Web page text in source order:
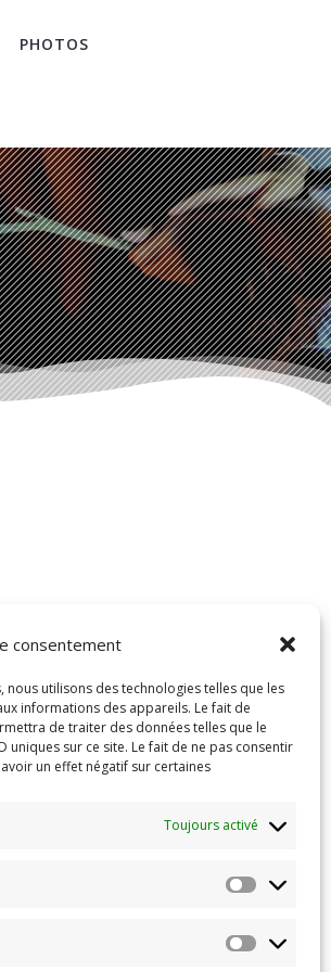
consentement
utilisons des technologies telles que les
informations des appareils. Le fait de
de traiter des données telles que le
sur ce site. Le fait de ne pas consentir
un effet négatif sur certaines
Toujours activé
PHOTOS